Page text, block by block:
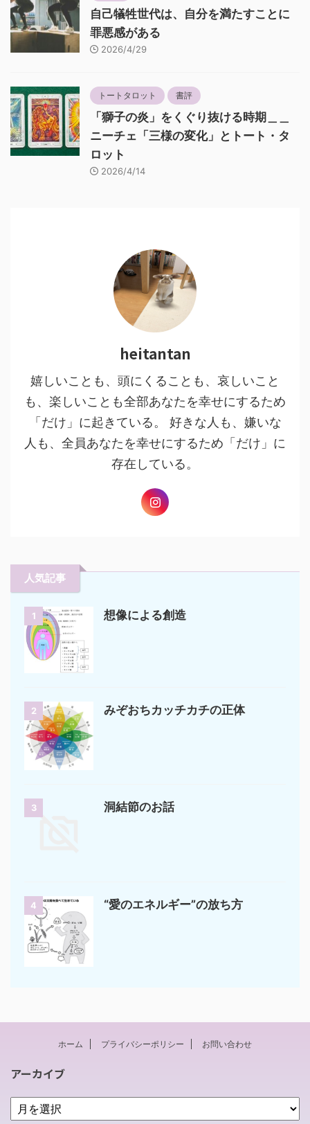
自己犠牲世代は、自分を満たすことに
罪悪感がある
2026/4/29
トートタロット 書評
「獅子の炎」をくぐり抜ける時期＿＿
ニーチェ「三様の変化」とトート・タ
ロット
2026/4/14
heitantan
嬉しいことも、頭にくることも、哀しいこと
も、楽しいことも全部あなたを幸せにするため
「だけ」に起きている。 好きな人も、嫌いな
人も、全員あなたを幸せにするため「だけ」に
存在している。
人気記事
1 想像による創造
2 みぞおちカッチカチの正体
3 洞結節のお話
4 “愛のエネルギー”の放ち方
ホーム プライバシーポリシー お問い合わせ
アーカイブ